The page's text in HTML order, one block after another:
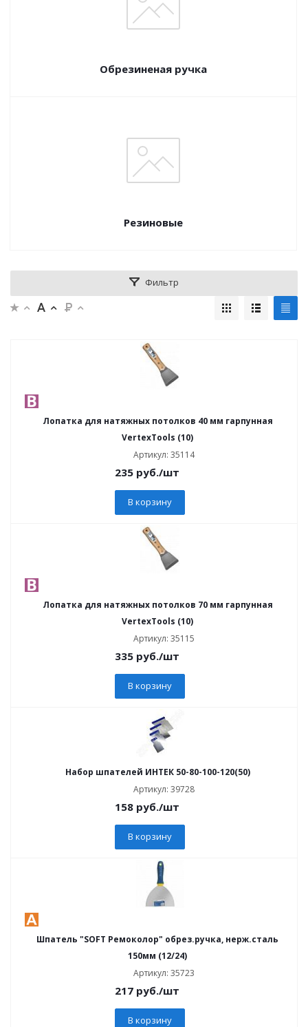
Обрезиненая ручка
Резиновые
Фильтр
Лопатка для натяжных потолков 40 мм гарпунная
VertexTools (10)
Артикул: 35114
235 руб./шт
В корзину
Лопатка для натяжных потолков 70 мм гарпунная
VertexTools (10)
Артикул: 35115
335 руб./шт
В корзину
Набор шпателей ИНТЕК 50-80-100-120(50)
Артикул: 39728
158 руб./шт
В корзину
Шпатель "SOFT Ремоколор" обрез.ручка, нерж.сталь
150мм (12/24)
Артикул: 35723
217 руб./шт
В корзину